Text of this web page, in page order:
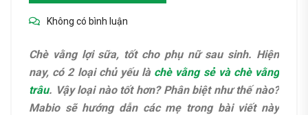
Không có bình luận
Chè vằng lợi sữa, tốt cho phụ nữ sau sinh. Hiện
nay, có 2 loại chủ yếu là chè vằng sẻ và chè vằng
trâu. Vậy loại nào tốt hơn? Phân biệt như thế nào?
Mabio sẽ hướng dẫn các mẹ trong bài viết này